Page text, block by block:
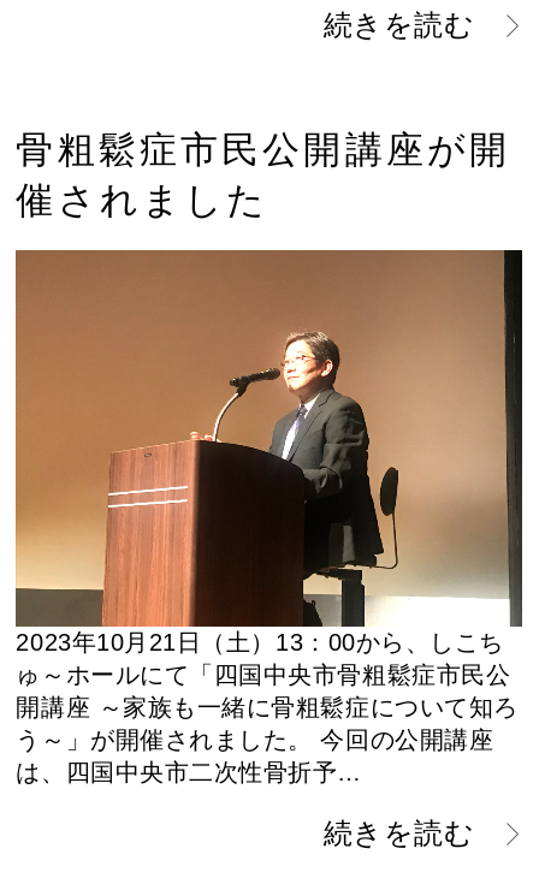
続きを読む
骨粗鬆症市民公開講座が開
催されました
2023年10月21日（土）13：00から、しこち
ゅ～ホールにて「四国中央市骨粗鬆症市民公
開講座 ～家族も一緒に骨粗鬆症について知ろ
う～」が開催されました。 今回の公開講座
は、四国中央市二次性骨折予…
続きを読む